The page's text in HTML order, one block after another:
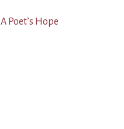
A Poet’s Hope